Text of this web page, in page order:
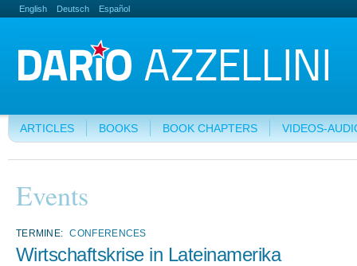
English Deutsch Español
ARTICLES BOOKS BOOK CHAPTERS VIDEOS-
Events
TERMINE: CONFERENCES
Wirtschaftskrise in Lateinamerika